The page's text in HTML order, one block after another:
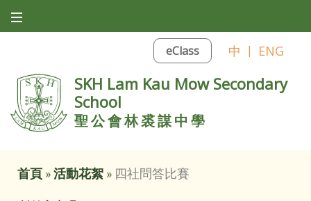
eClass 中 | ENG
SKH Lam Kau Mow Secondary
School
聖公會林裘謀中學
首頁 »活動花絮 » 四社問答比賽